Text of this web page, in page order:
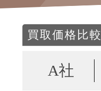
買取価格比較
A社